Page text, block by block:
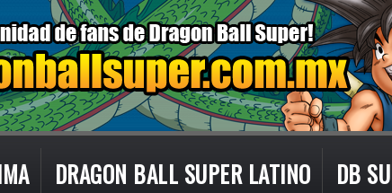
DRAGON BALL SUPER LATINO DB